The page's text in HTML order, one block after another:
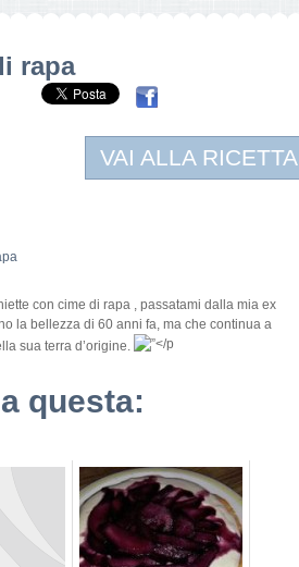
rapa
VAI ALLA RICETTA
con cime di rapa , passatami dalla mia ex
la bellezza di 60 anni fa, ma che continua a
sua terra d’origine.
questa: